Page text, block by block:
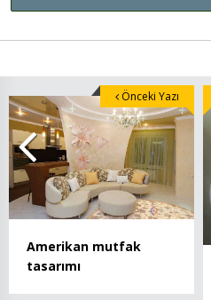
Amerikan mutfak
tasarımı
Önceki Yazı